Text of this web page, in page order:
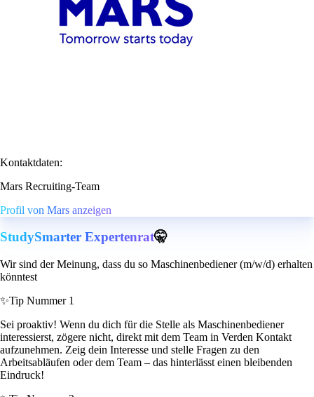
Kontaktdaten:
Mars Recruiting-Team
Profil von Mars anzeigen
StudySmarter Expertenrat🤫
Wir sind der Meinung, dass du so Maschinenbediener (m/w/d) erhalten
könntest
✨Tip Nummer 1
Sei proaktiv! Wenn du dich für die Stelle als Maschinenbediener
interessierst, zögere nicht, direkt mit dem Team in Verden Kontakt
aufzunehmen. Zeig dein Interesse und stelle Fragen zu den
Arbeitsabläufen oder dem Team – das hinterlässt einen bleibenden
Eindruck!